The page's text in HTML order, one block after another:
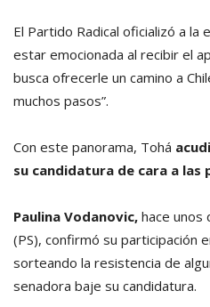
El Partido Radical oficializó a la
estar emocionada al recibir el
busca ofrecerle un camino a
muchos pasos”.
Con este panorama, Tohá
su candidatura de cara a
Paulina Vodanovic, hace unos
(PS), confirmó su participación
sorteando la resistencia de
senadora baje su candidatura.